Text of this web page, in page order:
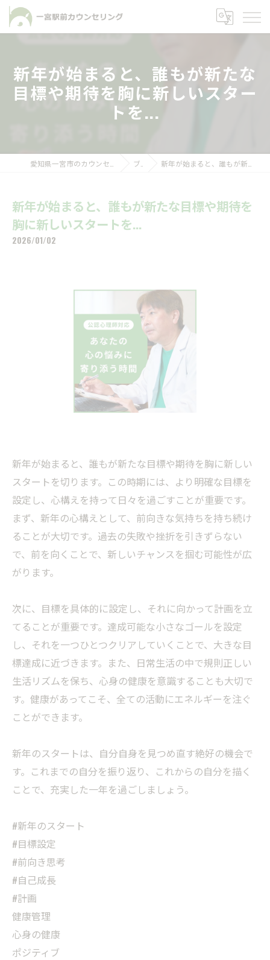
新年が始まると、誰もが新たな
目標や期待を胸に新しいスター
トを...
ブログ 新年が始まると、誰もが新たな目標や期待を胸に新しいスタートを...
新年が始まると、誰もが新たな目標や期待を
胸に新しいスタートを...
2026/01/02
新年が始まると、誰もが新たな目標や期待を胸に新しい
スタートを切ります。この時期には、より明確な目標を
設定し、心構えを持って日々を過ごすことが重要です。
まず、新年の心構えとして、前向きな気持ちを持ち続け
ることが大切です。過去の失敗や挫折を引きずらない
で、前を向くことで、新しいチャンスを掴む可能性が広
がります。
次に、目標を具体的に設定し、それに向かって計画を立
てることが重要です。達成可能な小さなゴールを設定
し、それを一つひとつクリアしていくことで、大きな目
標達成に近づきます。また、日常生活の中で規則正しい
生活リズムを保ち、心身の健康を意識することも大切で
す。健康があってこそ、全ての活動にエネルギーを注ぐ
ことができます。
新年のスタートは、自分自身を見つめ直す絶好の機会で
す。これまでの自分を振り返り、これからの自分を描く
ことで、充実した一年を過ごしましょう。
#新年のスタート
#目標設定
#前向き思考
#自己成長
#計画
健康管理
心身の健康
ポジティブ